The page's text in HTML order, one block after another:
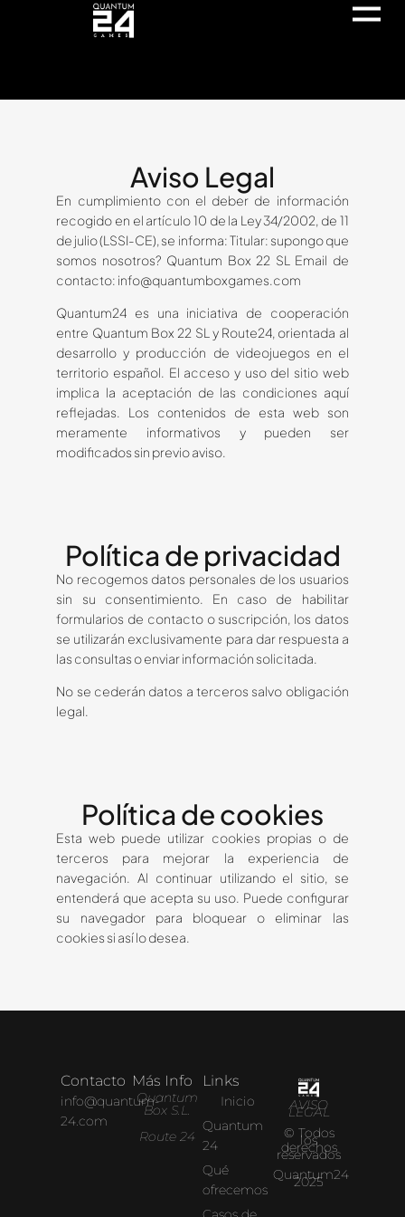
Aviso Legal
En cumplimiento con el deber de información
recogido en el artículo 10 de la Ley 34/2002, de 11
de julio (LSSI-CE), se informa: Titular: supongo que
somos nosotros? Quantum Box 22 SL Email de
contacto: info@quantumboxgames.com
Quantum24 es una iniciativa de cooperación
entre Quantum Box 22 SL y Route24, orientada al
desarrollo y producción de videojuegos en el
territorio español. El acceso y uso del sitio web
implica la aceptación de las condiciones aquí
reflejadas. Los contenidos de esta web son
meramente informativos y pueden ser
modificados sin previo aviso.
Política de privacidad
No recogemos datos personales de los usuarios
sin su consentimiento. En caso de habilitar
formularios de contacto o suscripción, los datos
se utilizarán exclusivamente para dar respuesta a
las consultas o enviar información solicitada.
No se cederán datos a terceros salvo obligación
legal.
Política de cookies
Esta web puede utilizar cookies propias o de
terceros para mejorar la experiencia de
navegación. Al continuar utilizando el sitio, se
entenderá que acepta su uso. Puede configurar
su navegador para bloquear o eliminar las
cookies si así lo desea.
Más Info
Quantum
Box S.L.
Route 24
Links
Inicio
Quantum
24
Qué
ofrecemos
Contacto
info@quantum-
24.com
AVISO
LEGAL
© Todos
los
derechos
reservados
Quantum24
2025